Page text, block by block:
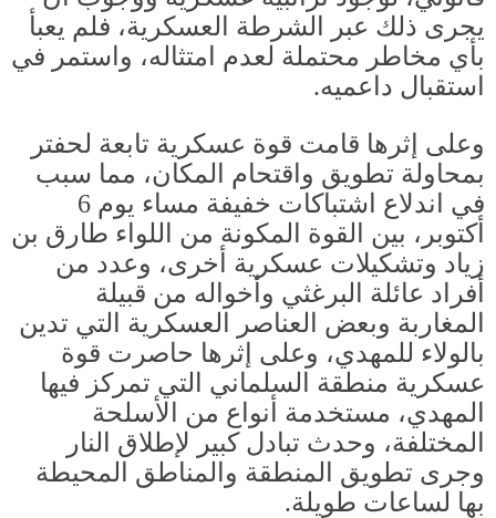
يجرى ذلك عبر الشرطة العسكرية، فلم يعبأ
بأي مخاطر محتملة لعدم امتثاله، واستمر في
استقبال داعميه.
وعلى إثرها قامت قوة عسكرية تابعة لحفتر
بمحاولة تطويق واقتحام المكان، مما سبب
في اندلاع اشتباكات خفيفة مساء يوم 6
أكتوبر، بين القوة المكونة من اللواء طارق بن
زياد وتشكيلات عسكرية أخرى، وعدد من
أفراد عائلة البرغثي وأخواله من قبيلة
المغاربة وبعض العناصر العسكرية التي تدين
بالولاء للمهدي، وعلى إثرها حاصرت قوة
عسكرية منطقة السلماني التي تمركز فيها
المهدي، مستخدمة أنواع من الأسلحة
المختلفة، وحدث تبادل كبير لإطلاق النار
وجرى تطويق المنطقة والمناطق المحيطة
بها لساعات طويلة.